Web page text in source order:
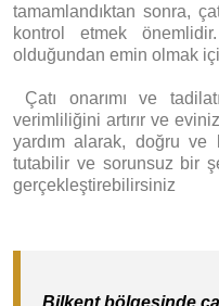
tamamlandıktan sonra,
kontrol etmek
olduğundan emin olmak
Çatı onarımı ve
verimliliğini artırır ve
yardım alarak, doğru ve
tutabilir ve sorunsuz bir
gerçekleştirebilirsiniz
Bilkent bölgesinde